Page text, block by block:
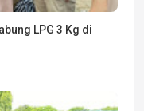
LPG 3 Kg di